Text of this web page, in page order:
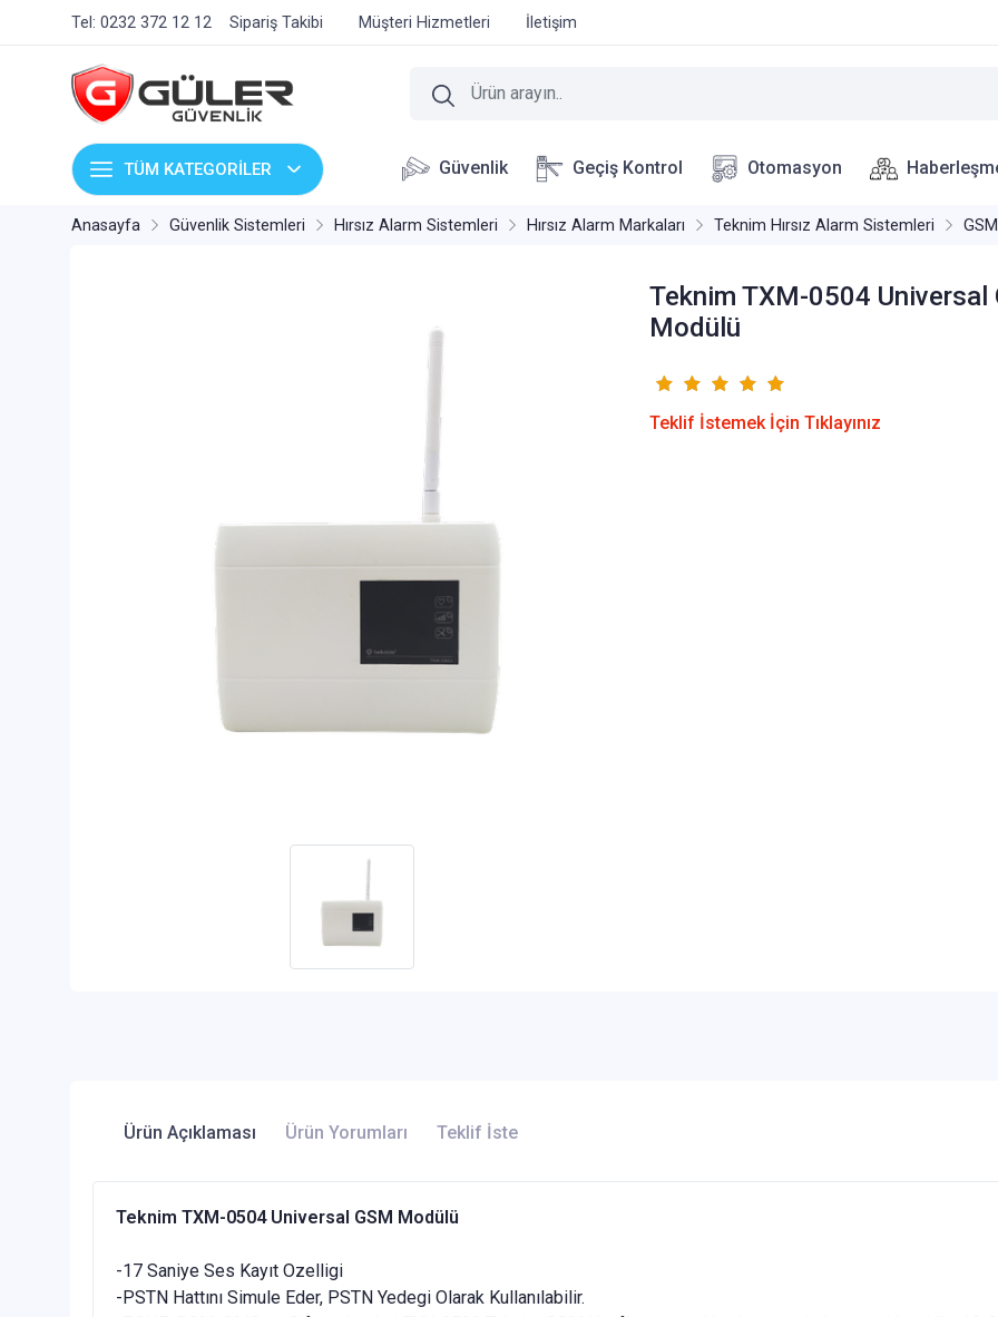
Tel: 0232 372 12 12 Sipariş Takibi Müşteri Hizmetleri İletişim
TÜM KATEGORİLER Güvenlik Geçiş Kontrol Otomasyon
Anasayfa Güvenlik Sistemleri Hırsız Alarm Sistemleri Hırsız Alarm Markaları Teknim Hırsız Alarm Sistemleri
Teknim TXM-0504 Universal
Modülü
Teklif İstemek İçin Tıklayınız
Ürün Açıklaması Ürün Yorumları Teklif İste
Teknim TXM-0504 Universal GSM Modülü
-17 Saniye Ses Kayıt Ozelligi
-PSTN Hattını Simule Eder, PSTN Yedegi Olarak Kullanılabilir.